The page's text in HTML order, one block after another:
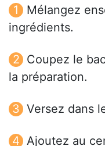
Mélangez
ingrédients.
Coupez le
la préparation.
Versez dans
Ajoutez au